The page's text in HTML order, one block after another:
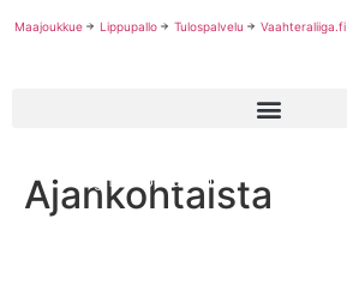
Maajoukkue Lippupallo Tulospalvelu Vaahteraliiga.fi
Ajankohtaista
High school uutisia